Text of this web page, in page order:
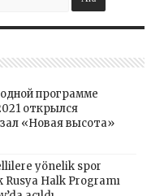
программе
открылся
«Новая высота»
yönelik spor
Rusya Halk Programı